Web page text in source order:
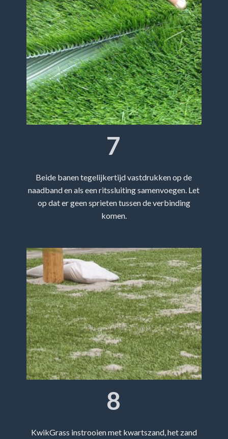
7
Beide banen tegelijkertijd vastdrukken op de
naadband en als een ritssluiting samenvoegen. Let
op dat er geen sprieten tussen de verbinding
komen.
8
KwikGrass instrooien met kwartszand, het zand